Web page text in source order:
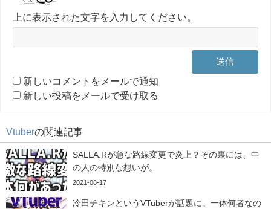
上に表示された文字を入力してください。
新しいコメントをメールで通知
新しい投稿をメールで受け取る
Vtuberの関連記事
SALLA.Rが急な路線変更で炎上？その裏には、中
の人の特別な想いが。
2021-08-17
冷田チキンというVTuberが話題に。一体何者なの